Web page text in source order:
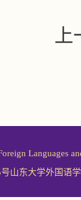
上
Languages
山东大学外国语